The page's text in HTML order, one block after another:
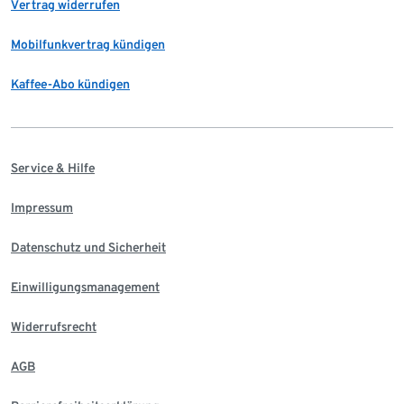
Vertrag widerrufen
Mobilfunkvertrag kündigen
Kaffee-Abo kündigen
Service & Hilfe
Impressum
Datenschutz und Sicherheit
Einwilligungsmanagement
Widerrufsrecht
AGB